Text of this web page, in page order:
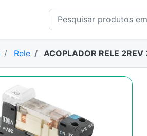
Rele ACOPLADOR RELE